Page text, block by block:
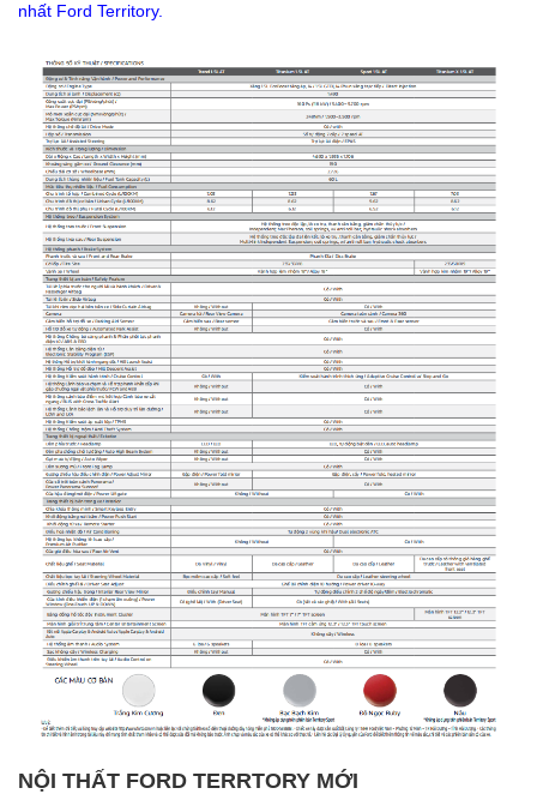
nhất Ford Territory.
NỘI THẤT FORD TERRTORY MỚI